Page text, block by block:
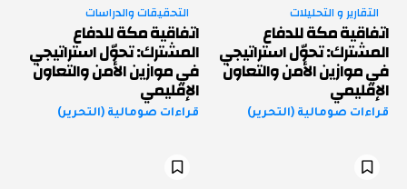
التقارير و التحليلات
اتفاقية مكة للدفاع
المشترك: تحوّل استراتيجي
في موازين الأمن والتعاون
الإقليمي
قراءات صومالية (التحرير)
التحقيقات والدراسات
اتفاقية مكة للدفاع
المشترك: تحوّل استراتيجي
في موازين الأمن والتعاون
الإقليمي
قراءات صومالية (التحرير)